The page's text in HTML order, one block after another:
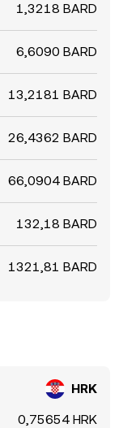
1,3218 BARD
6,6090 BARD
13,2181 BARD
26,4362 BARD
66,0904 BARD
132,18 BARD
1321,81 BARD
HRK
0,75654 HRK